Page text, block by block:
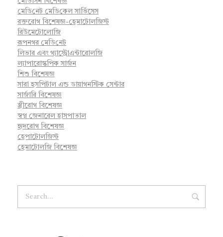
মে‌ডি‌নেট মে‌ডি‌কেল সা‌র্ভিসেস
রক্তরোগ বিশেষজ্ঞ-হেমাটোলজিস্ট
রিউমেটোলোজি
রূপনগর মে‌ডি‌নেট
লিভার এবং গ্যাস্ট্রোএন্টারোলজি
ল্যাপারোস্কপিক সার্জন
শিশু বিশেষজ্ঞ
সারা হসপিটাল এন্ড ডায়াগনস্টিক সেন্টার
সার্জারি বিশেষজ্ঞ
স্ত্রীরোগ বিশেষজ্ঞ
স্বপ্ন জেনারেল হাসপাতাল
হৃদরোগ বিশেষজ্ঞ
হেপাটোলজিস্ট
হেমাটোলজি বিশেষজ্ঞ